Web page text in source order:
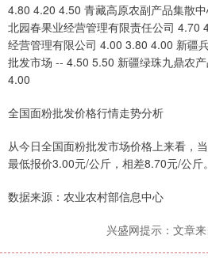
4.80 4.20 4.50 青藏高原农副产品集散
北园春果业经营管理有限责任公司 4.70
经营管理有限公司 4.00 3.80 4.00 新疆
批发市场 -- 4.50 5.50 新疆绿珠九鼎农
4.00
全国面粉批发价格行情走势分析
从今日全国面粉批发市场价格上来看，
最低报价3.00元/公斤，相差8.70元/公斤。
数据来源：农业农村部信息中心
兴盛网提示：文章